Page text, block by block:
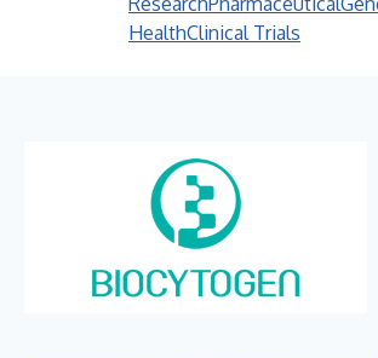
HealthClinical Trials